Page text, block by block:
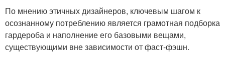
По мнению этичных дизайнеров, ключевым шагом к
осознанному потреблению является грамотная подборка
гардероба и наполнение его базовыми вещами,
существующими вне зависимости от фаст-фэшн.